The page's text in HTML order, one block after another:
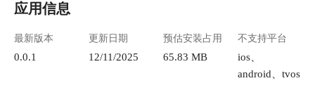
应用信息
最新版本
0.0.1
更新日期
12/11/2025
预估安装占用
65.83 MB
不支持平台
ios、
android、tvos